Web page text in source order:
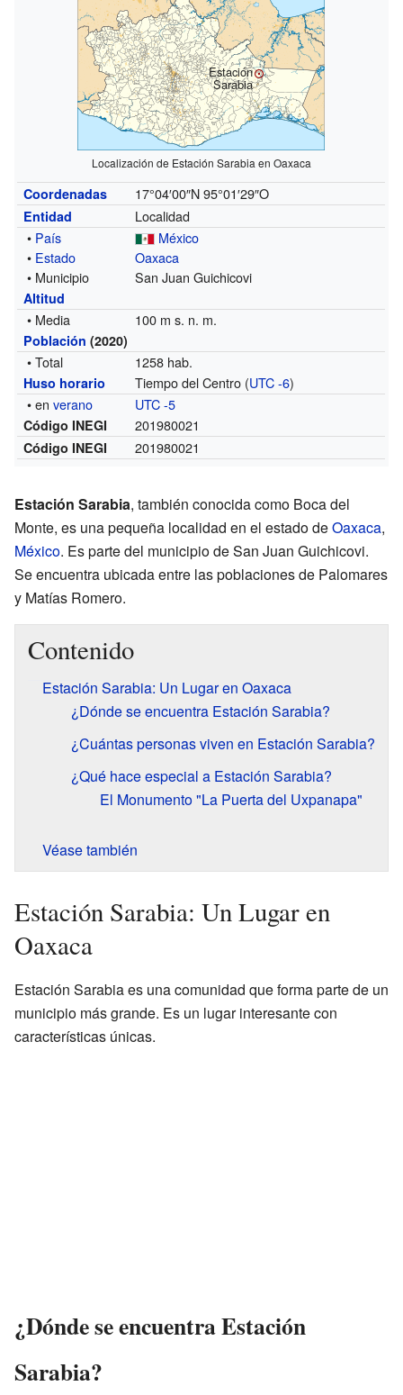
Estación
Sarabia
Localización de Estación Sarabia en Oaxaca
Coordenadas 17°04′00″N 95°01′29″O
Entidad
Localidad
• País
México
• Estado
Oaxaca
• Municipio
San Juan Guichicovi
Altitud
• Media 100 m s. n. m.
Población (2020)
• Total 1258 hab.
Huso horario Tiempo del Centro (UTC -6)
• enverano UTC -5
Código INEGI 201980021
Código INEGI 201980021
Estación Sarabia, también conocida como Boca del
Monte, es una pequeña localidad en el estado deOaxaca,
México. Es parte del municipio de San Juan Guichicovi.
Se encuentra ubicada entre las poblaciones de Palomares
y Matías Romero.
Contenido
Estación Sarabia: Un Lugar en Oaxaca
¿Dónde se encuentra Estación Sarabia?
¿Cuántas personas viven en Estación Sarabia?
¿Qué hace especial a Estación Sarabia?
El Monumento "La Puerta del Uxpanapa"
Véase también
Estación Sarabia: Un Lugar en
Oaxaca
Estación Sarabia es una comunidad que forma parte de un
municipio más grande. Es un lugar interesante con
características únicas.
¿Dónde se encuentra Estación
Sarabia?